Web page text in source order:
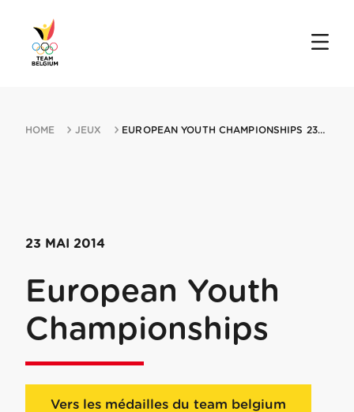
HOME JEUX EUROPEAN YOUTH CHAMPIONSHIPS 23052014 LJUBLJANA
23 MAI 2014
European Youth
Championships
Vers les médailles du team belgium